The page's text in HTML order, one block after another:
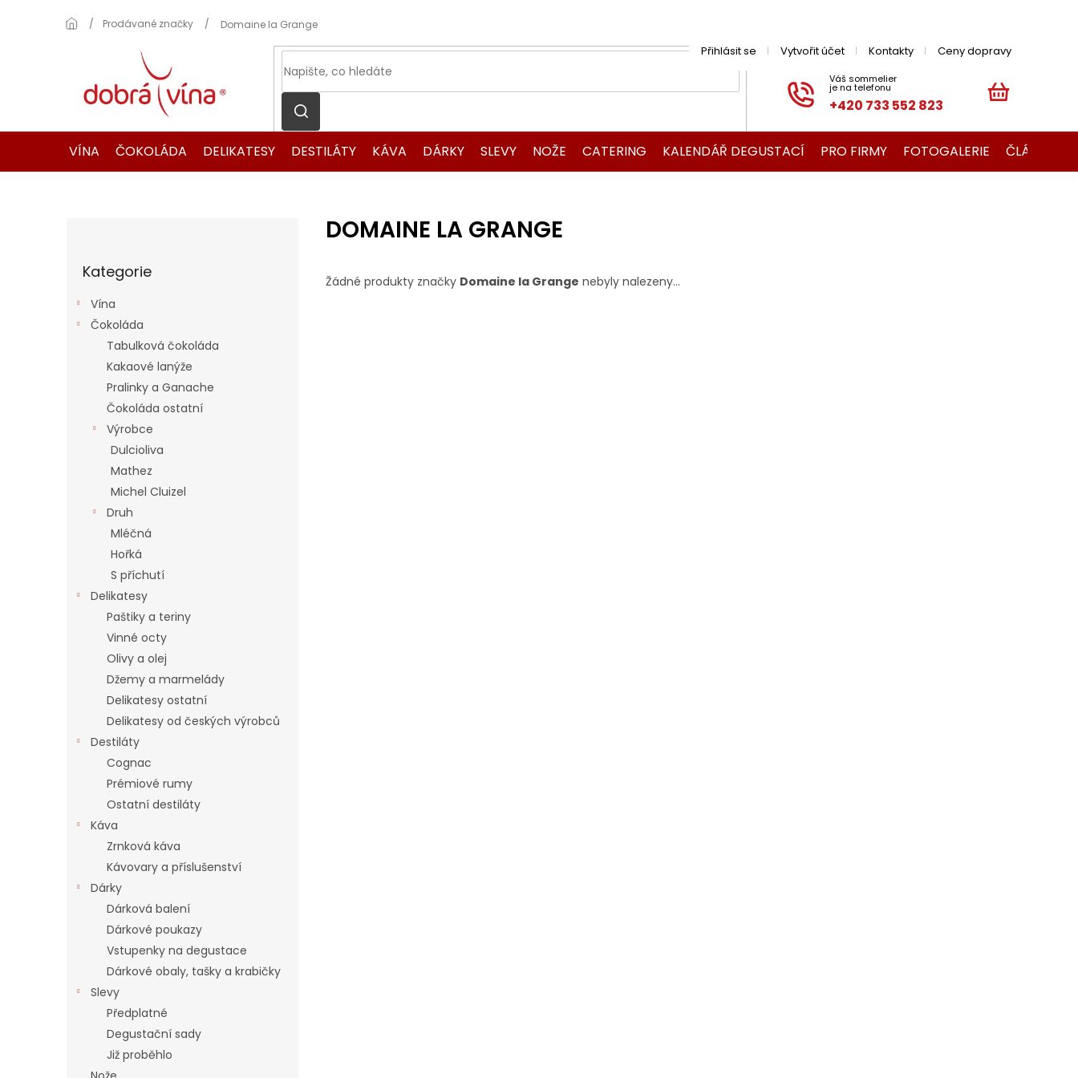
+420 733 552 823
Přihlásit se Vytvořit účet Kontakty Ceny dopravy
KOŠÍK
VÍNA
ČOKOLÁDA DELIKATESY DESTILÁTY KÁVA DÁRKY SLEVY NOŽE CATERING KALENDÁŘ DEGUSTACÍ PRO FIRMY FOTOGALERIE ČLÁNKY O
Domů
Prodávané značky Domaine la Grange
kategorie
Kategorie
Vína
Čokoláda
Tabulková čokoláda
Kakaové lanýže
Pralinky a Ganache
Čokoláda ostatní
Výrobce
Dulcioliva
Mathez
Michel Cluizel
Druh
Mléčná
Hořká
S příchutí
Delikatesy
Paštiky a teriny
Vinné octy
Olivy a olej
Džemy a marmelády
Delikatesy ostatní
Delikatesy od českých výrobců
Destiláty
Cognac
Prémiové rumy
Ostatní destiláty
Káva
Zrnková káva
Kávovary a příslušenství
Dárky
Dárková balení
Dárkové poukazy
Vstupenky na degustace
Dárkové obaly, tašky a krabičky
Slevy
Předplatné
Degustační sady
Již proběhlo
DOMAINE LA GRANGE
Žádné produkty značky Domaine la Grange nebyly nalezeny...